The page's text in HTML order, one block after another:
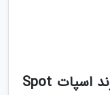
سیستم موقعیت یاب (GPS) برند اسپات Spot